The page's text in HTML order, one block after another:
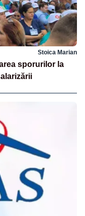
Stoica Marian
sporurilor la